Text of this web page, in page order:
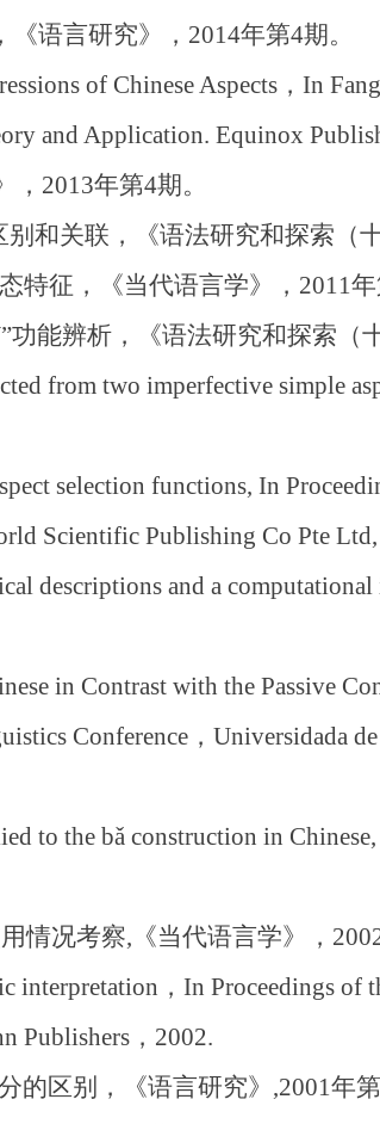
语言研究》，2014年第4期。
of Chinese Aspects，In Fang
and Application. Equinox
2013年第4期。
关联，《语法研究和探索（十
征，《当代语言学》，2011年
能辨析，《语法研究和探索（
from two imperfective simple
selection functions, In
Scientific Publishing Co Pte
descriptions and a
in Contrast with the Passive
Conference，Universidada
to the bǎ construction in Chinese,
况考察,《当代语言学》，2002
，In Proceedings of
Publishers，2002.
区别，《语言研究》,2001年第